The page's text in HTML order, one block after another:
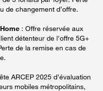
de changement d’offre.
: Offre réservée aux
détenteur de l'offre 5G+
de la remise en cas de
ARCEP 2025 d’évaluation
mobiles métropolitains,